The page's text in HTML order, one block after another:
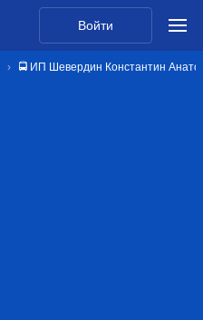
Войти
🚍 ИП Шевердин Константин